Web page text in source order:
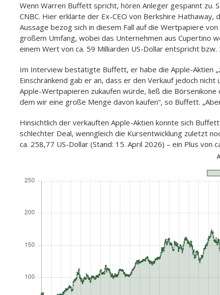
Wenn Warren Buffett spricht, hören Anleger gespannt zu.
CNBC. Hier erklärte der Ex-CEO von Berkshire
Aussage bezog sich in diesem Fall auf die Wertpapiere
großem Umfang, wobei das Unternehmen aus
einem Wert von ca. 59 Milliarden US-Dollar entspricht bzw.
Im Interview bestätigte Buffett, er habe die Apple-Aktien
Einschränkend gab er an, dass er den Verkauf jedoch
Apple-Wertpapieren zukaufen würde, ließ die
dem wir eine große Menge davon kaufen“, so Buffett.
Hinsichtlich der verkauften Apple-Aktien konnte sich
schlechter Deal, wenngleich die Kursentwicklung zuletzt
ca. 258,77 US-Dollar (Stand: 15. April 2026) – ein Plus von